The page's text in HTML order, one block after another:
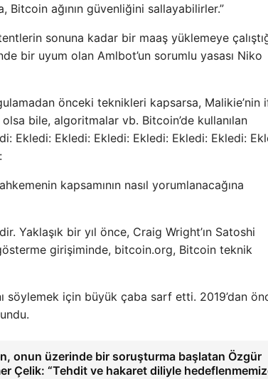
ağının güvenliğini sallayabilirler.”
sonuna kadar bir maaş yüklemeye
bir uyum olan Amlbot’un sorumlu yasası Niko
önceki teknikleri kapsarsa, Malikie’nin
bile, algoritmalar vb. Bitcoin’de kullanılan
Ekledi: Ekledi: Ekledi: Ekledi: Ekledi: Ekledi:
kapsamının nasıl yorumlanacağına
Yaklaşık bir yıl önce, Craig Wright’ın Satoshi
girişiminde, bitcoin.org, Bitcoin teknik
söylemek için büyük çaba sarf etti. 2019’dan
onun üzerinde bir soruşturma başlatan Özgür
Çelik: “Tehdit ve hakaret diliyle